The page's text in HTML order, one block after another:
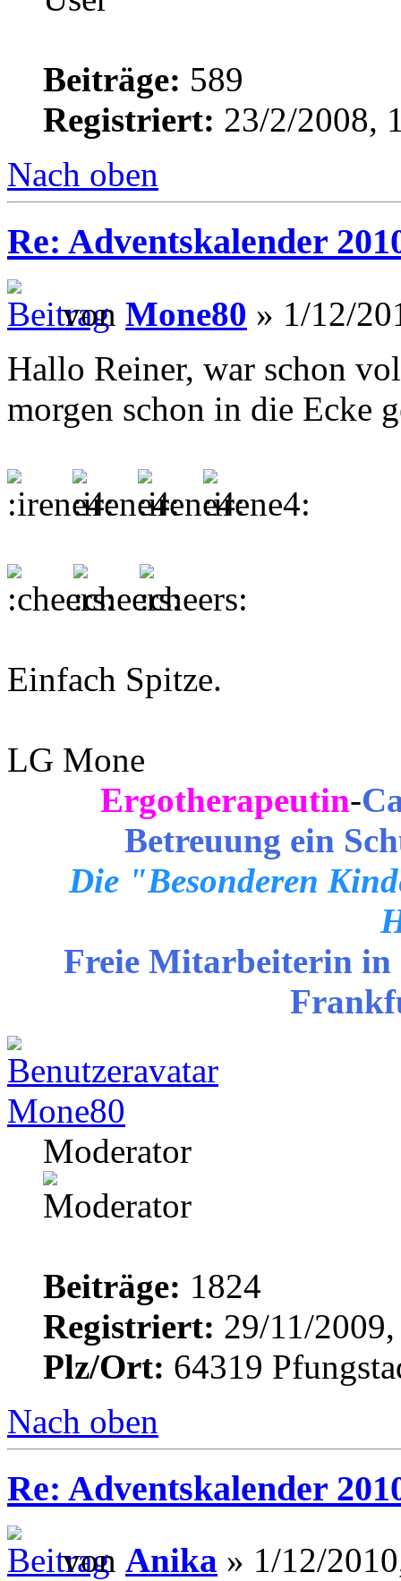
Beiträge: 589
Registriert: 23/2/2008,
Nach oben
Re: Adventskalender
von Mone80 » 1/12/
Hallo Reiner, war schon
morgen schon in die Ecke
Einfach Spitze.
LG Mone
Ergotherapeutin-
Betreuung ein
Die "Besonderen
Freie Mitarbeiterin in
Mone80
Moderator
Beiträge: 1824
Registriert: 29/11/
Plz/Ort: 64319
Nach oben
Re: Adventskalender
von Anika » 1/12/